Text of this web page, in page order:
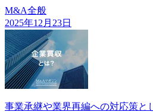
M&A全般
2025年12月23日
事業承継や業界再編への対応策と